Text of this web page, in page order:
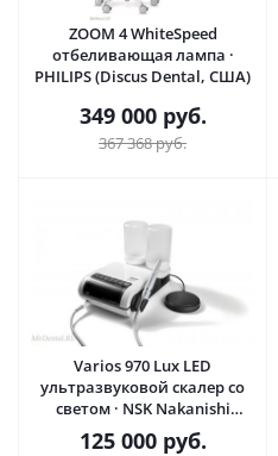
ZOOM 4 WhiteSpeed
отбеливающая лампа ·
PHILIPS (Discus Dental, США)
349 000руб.
367 368руб.
Varios 970 Lux LED
ультразвуковой скалер со
светом · NSK Nakanishi
(Япония)
125 000руб.